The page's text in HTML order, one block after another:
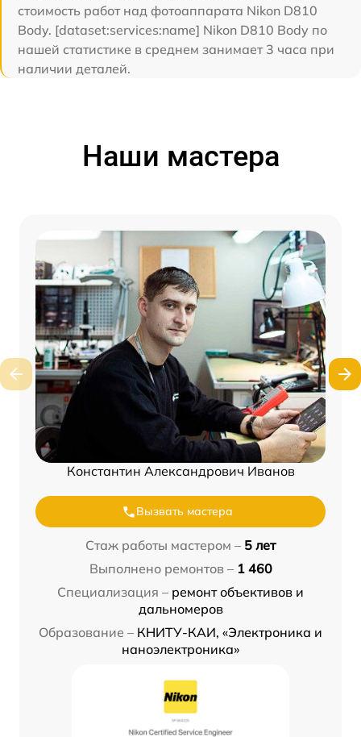
стоимость работ над фотоаппарата Nikon D810
Body. [dataset:services:name] Nikon D810 Body по
нашей статистике в среднем занимает 3 часа при
наличии деталей.
Наши мастера
Константин Александрович Иванов
Вызвать мастера
Стаж работы мастером – 5 лет
Выполнено ремонтов – 1 460
Специализация – ремонт объективов и
дальномеров
Образование – КНИТУ-КАИ, «Электроника и
наноэлектроника»